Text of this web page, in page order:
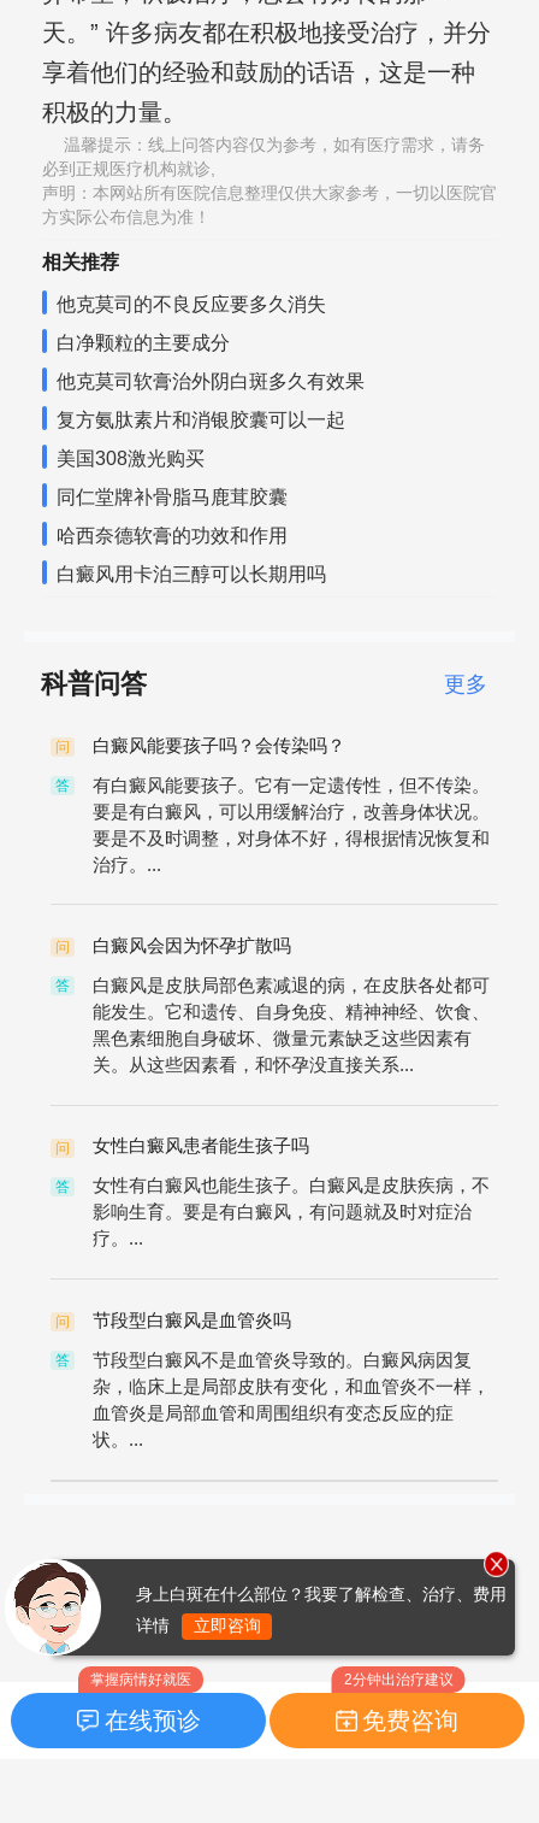
天。” 许多病友都在积极地接受治疗，并分
享着他们的经验和鼓励的话语，这是一种
积极的力量。
温馨提示：线上问答内容仅为参考，如有医疗需求，请务
必到正规医疗机构就诊,
声明：本网站所有医院信息整理仅供大家参考，一切以医院官
方实际公布信息为准！
相关推荐
他克莫司的不良反应要多久消失
白净颗粒的主要成分
他克莫司软膏治外阴白斑多久有效果
复方氨肽素片和消银胶囊可以一起
美国308激光购买
同仁堂牌补骨脂马鹿茸胶囊
哈西奈德软膏的功效和作用
白癜风用卡泊三醇可以长期用吗
科普问答 更多
问 白癜风能要孩子吗？会传染吗？
答
有白癜风能要孩子。它有一定遗传性，但不传染。
要是有白癜风，可以用缓解治疗，改善身体状况。
要是不及时调整，对身体不好，得根据情况恢复和
治疗。...
问 白癜风会因为怀孕扩散吗
答
白癜风是皮肤局部色素减退的病，在皮肤各处都可
能发生。它和遗传、自身免疫、精神神经、饮食、
黑色素细胞自身破坏、微量元素缺乏这些因素有
关。从这些因素看，和怀孕没直接关系...
问 女性白癜风患者能生孩子吗
答
女性有白癜风也能生孩子。白癜风是皮肤疾病，不
影响生育。要是有白癜风，有问题就及时对症治
疗。...
问 节段型白癜风是血管炎吗
答
节段型白癜风不是血管炎导致的。白癜风病因复
杂，临床上是局部皮肤有变化，和血管炎不一样，
血管炎是局部血管和周围组织有变态反应的症
状。...
掌握病情好就医
在线预诊
2分钟出治疗建议
免费咨询
身上白斑在什么部位？我要了解检查、治疗、费用
详情
立即咨询